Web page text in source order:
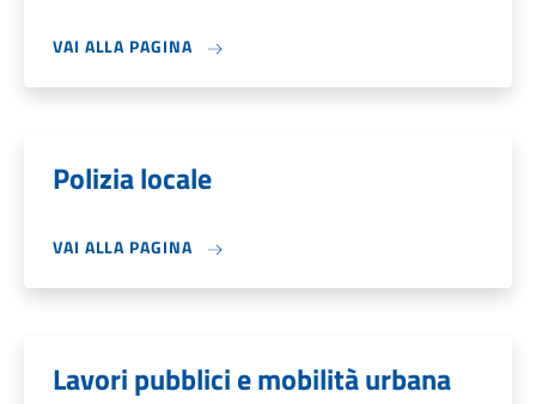
VAI ALLA PAGINA
Polizia locale
VAI ALLA PAGINA
Lavori pubblici e mobilità urbana